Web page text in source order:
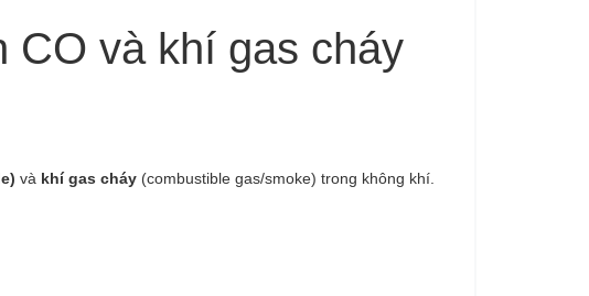
CO và khí gas cháy
và khí gas cháy (combustible gas/smoke) trong không khí.